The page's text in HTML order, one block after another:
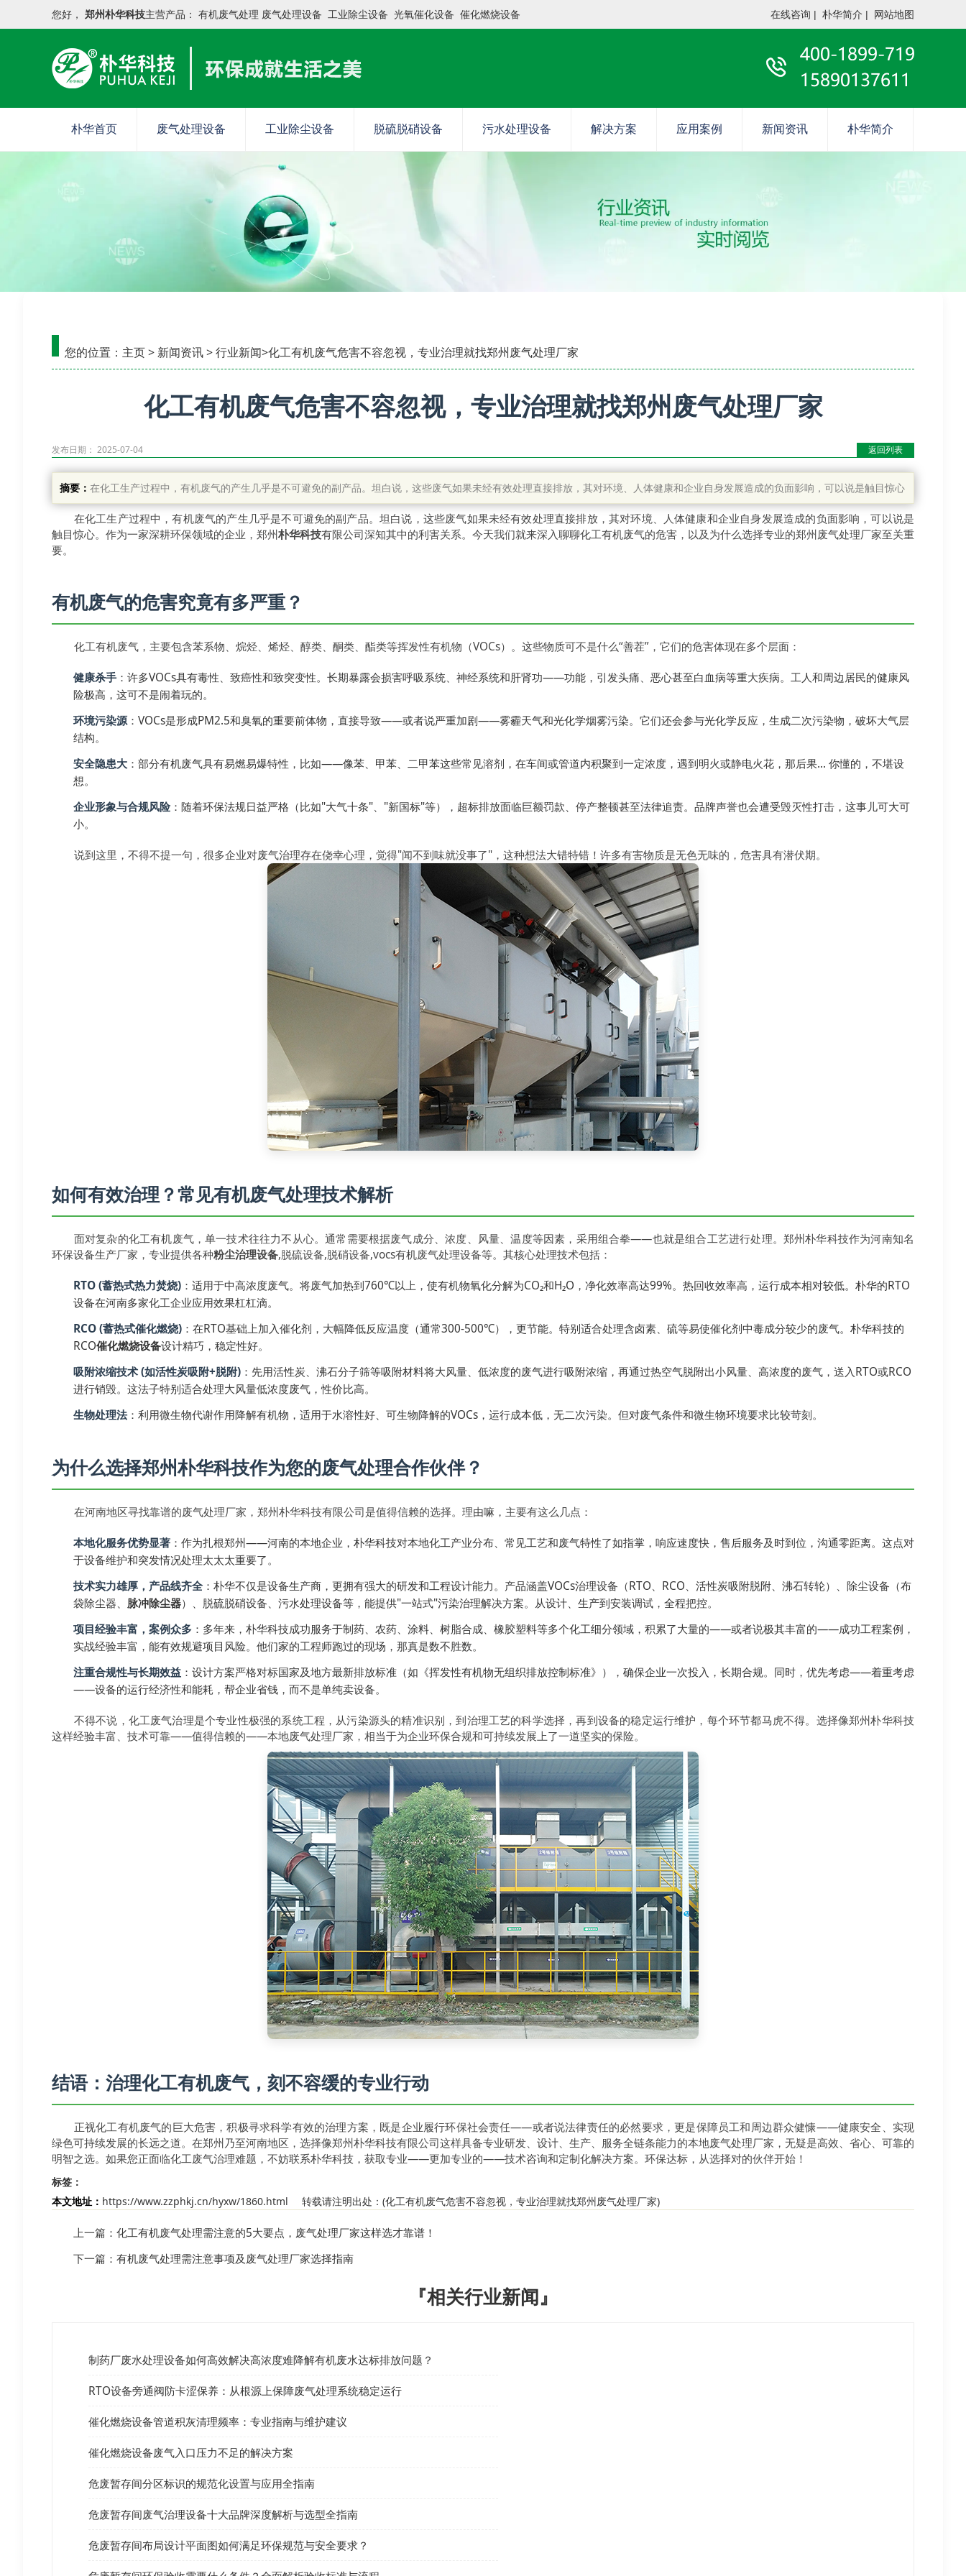
您好， 郑州朴华科技主营产品： 有机废气处理 废气处理设备 工业除尘设备 光氧催化设备 催化燃烧设备 在线咨询 | 朴华简介 | 网站地图
朴华首页 废气处理设备 工业除尘设备 脱硫脱硝设备 污水处理设备 解决方案 应用案例 新闻资讯 朴华简介
您的位置： 主页> 新闻资讯>行业新闻>化工有机废气危害不容忽视，专业治理就找郑州废气处理厂家
化工有机废气危害不容忽视，专业治理就找郑州废气处理厂家
返回列表
发布日期： 2025-07-04
摘要： 在化工生产过程中，有机废气的产生几乎是不可避免的副产品。坦白说，这些废气如果未经有效处理直接排放，其对环境、人体健康和企业自身发展造成的负面影响，可以说是触目惊心
在化工生产过程中，有机废气的产生几乎是不可避免的副产品。坦白说，这些废气如果未经有效处理直接排放，其对环境、人体健康和企业自身发展造成的负面影响，可以说是
触目惊心。作为一家深耕环保领域的企业，郑州朴华科技有限公司深知其中的利害关系。今天我们就来深入聊聊化工有机废气的危害，以及为什么选择专业的郑州废气处理厂家至关重
要。
有机废气的危害究竟有多严重？
化工有机废气，主要包含苯系物、烷烃、烯烃、醇类、酮类、酯类等挥发性有机物（VOCs）。这些物质可不是什么“善茬”，它们的危害体现在多个层面：
健康杀手 ：许多VOCs具有毒性、致癌性和致突变性。长期暴露会损害呼吸系统、神经系统和肝肾功——功能，引发头痛、恶心甚至白血病等重大疾病。工人和周边居民的健康风
险极高，这可不是闹着玩的。
环境污染源：VOCs是形成PM2.5和臭氧的重要前体物，直接导致——或者说严重加剧——雾霾天气和光化学烟雾污染。它们还会参与光化学反应，生成二次污染物，破坏大气层
结构。
安全隐患大 ：部分有机废气具有易燃易爆特性，比如——像苯、甲苯、二甲苯这些常见溶剂，在车间或管道内积聚到一定浓度，遇到明火或静电火花，那后果... 你懂的，不堪设
想。
企业形象与合规风险：随着环保法规日益严格（比如"大气十条"、"新国标"等），超标排放面临巨额罚款、停产整顿甚至法律追责。品牌声誉也会遭受毁灭性打击，这事儿可大可
小。
说到这里，不得不提一句，很多企业对废气治理存在侥幸心理，觉得"闻不到味就没事了"，这种想法大错特错！许多有害物质是无色无味的，危害具有潜伏期。
如何有效治理？常见有机废气处理技术解析
面对复杂的化工有机废气，单一技术往往力不从心。通常需要根据废气成分、浓度、风量、温度等因素，采用组合拳——也就是组合工艺进行处理。郑州朴华科技作为河南知名
环保设备生产厂家，专业提供各种粉尘治理设备,脱硫设备,脱硝设备,vocs有机废气处理设备等。其核心处理技术包括：
RTO(蓄热式热力焚烧) ：适用于中高浓度废气。将废气加热到760℃以上，使有机物氧化分解为CO₂和H₂O，净化效率高达99%。热回收效率高，运行成本相对较低。朴华的RTO
设备在河南多家化工企业应用效果杠杠滴。
RCO(蓄热式催化燃烧) ：在RTO基础上加入催化剂，大幅降低反应温度（通常300-500℃），更节能。特别适合处理含卤素、硫等易使催化剂中毒成分较少的废气。朴华科技的
RCO催化燃烧设备设计精巧，稳定性好。
吸附浓缩技术 (如活性炭吸附+脱附) ：先用活性炭、沸石分子筛等吸附材料将大风量、低浓度的废气进行吸附浓缩，再通过热空气脱附出小风量、高浓度的废气，送入RTO或RCO
进行销毁。这法子特别适合处理大风量低浓度废气，性价比高。
生物处理法：利用微生物代谢作用降解有机物，适用于水溶性好、可生物降解的VOCs，运行成本低，无二次污染。但对废气条件和微生物环境要求比较苛刻。
为什么选择郑州朴华科技作为您的废气处理合作伙伴？
在河南地区寻找靠谱的废气处理厂家，郑州朴华科技有限公司是值得信赖的选择。理由嘛，主要有这么几点：
本地化服务优势显著 ：作为扎根郑州——河南的本地企业，朴华科技对本地化工产业分布、常见工艺和废气特性了如指掌，响应速度快，售后服务及时到位，沟通零距离。这点对
于设备维护和突发情况处理太太太重要了。
技术实力雄厚，产品线齐全：朴华不仅是设备生产商，更拥有强大的研发和工程设计能力。产品涵盖VOCs治理设备（RTO、RCO、活性炭吸附脱附、沸石转轮）、除尘设备（布
袋除尘器、 脉冲除尘器）、脱硫脱硝设备、污水处理设备等，能提供"一站式"污染治理解决方案。从设计、生产到安装调试，全程把控。
项目经验丰富，案例众多 ：多年来，朴华科技成功服务于制药、农药、涂料、树脂合成、橡胶塑料等多个化工细分领域，积累了大量的——或者说极其丰富的——成功工程案例，
实战经验丰富，能有效规避项目风险。他们家的工程师跑过的现场，那真是数不胜数。
注重合规性与长期效益 ：设计方案严格对标国家及地方最新排放标准（如《挥发性有机物无组织排放控制标准》），确保企业一次投入，长期合规。同时，优先考虑——着重考虑
——设备的运行经济性和能耗，帮企业省钱，而不是单纯卖设备。
不得不说，化工废气治理是个专业性极强的系统工程，从污染源头的精准识别，到治理工艺的科学选择，再到设备的稳定运行维护，每个环节都马虎不得。选择像郑州朴华科技
这样经验丰富、技术可靠——值得信赖的——本地废气处理厂家，相当于为企业环保合规和可持续发展上了一道坚实的保险。
结语：治理化工有机废气，刻不容缓的专业行动
正视化工有机废气的巨大危害，积极寻求科学有效的治理方案，既是企业履行环保社会责任——或者说法律责任的必然要求，更是保障员工和周边群众健慷——健康安全、实现
绿色可持续发展的长远之道。在郑州乃至河南地区，选择像郑州朴华科技有限公司这样具备专业研发、设计、生产、服务全链条能力的本地废气处理厂家，无疑是高效、省心、可靠的
明智之选。如果您正面临化工废气治理难题，不妨联系朴华科技，获取专业——更加专业的——技术咨询和定制化解决方案。环保达标，从选择对的伙伴开始！
标签：
本文地址： https://www.zzphkj.cn/hyxw/1860.html 转载请注明出处：(化工有机废气危害不容忽视，专业治理就找郑州废气处理厂家)
上一篇： 化工有机废气处理需注意的5大要点，废气处理厂家这样选才靠谱！
下一篇： 有机废气处理需注意事项及废气处理厂家选择指南
『相关行业新闻』
制药厂废水处理设备如何高效解决高浓度难降解有机废水达标排放问题？
RTO设备旁通阀防卡涩保养：从根源上保障废气处理系统稳定运行
催化燃烧设备管道积灰清理频率：专业指南与维护建议
催化燃烧设备废气入口压力不足的解决方案
危废暂存间分区标识的规范化设置与应用全指南
危废暂存间废气治理设备十大品牌深度解析与选型全指南
危废暂存间布局设计平面图如何满足环保规范与安全要求？